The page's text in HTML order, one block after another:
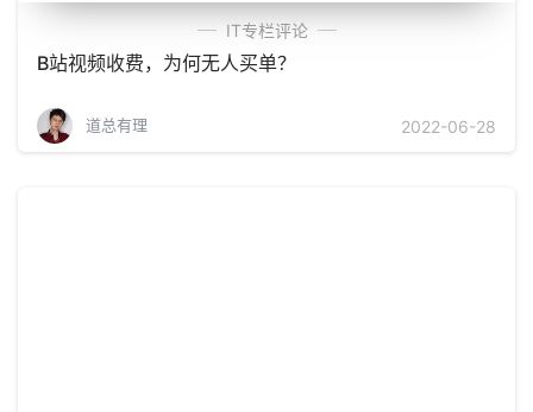
IT专栏评论
B站视频收费，为何无人买单？
道总有理 2022-06-28